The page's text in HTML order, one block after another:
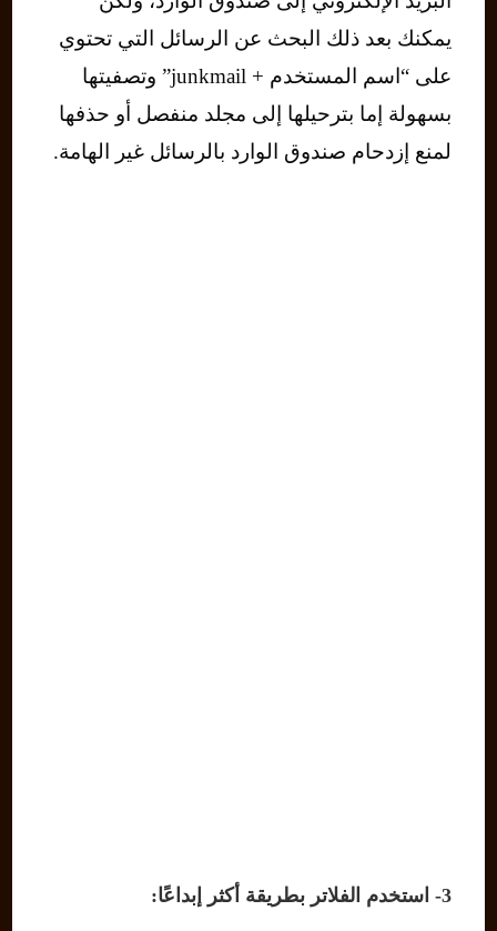
يمكنك بعد ذلك البحث عن الرسائل التي تحتوي
على “اسم المستخدم + junkmail” وتصفيتها
بسهولة إما بترحيلها إلى مجلد منفصل أو حذفها
لمنع إزدحام صندوق الوارد بالرسائل غير الهامة.
3- استخدم الفلاتر بطريقة أكثر إبداعًا: